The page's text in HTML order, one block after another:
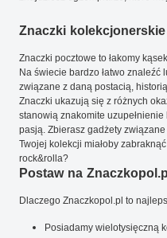
Znaczki
Znaczki pocztowe to łakomy
Na świecie bardzo łatwo
związane z daną postacią,
Znaczki ukazują się z różnych
stanowią znakomite
pasją. Zbierasz gadżety
Twojej kolekcji miałoby
rock&rolla?
Postaw na Znaczkopol.pl
Dlaczego Znaczkopol.pl to
Posiadamy wielotysięczną